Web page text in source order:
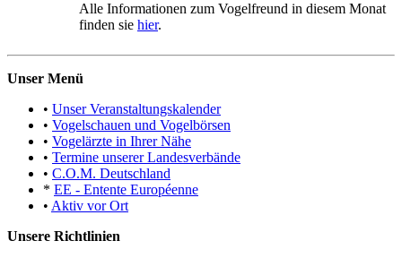
Alle Informationen zum Vogelfreund in diesem Monat
finden sie hier.
Unser Menü
• Unser Veranstaltungskalender
• Vogelschauen und Vogelbörsen
• Vogelärzte in Ihrer Nähe
• Termine unserer Landesverbände
• C.O.M. Deutschland
* EE - Entente Européenne
• Aktiv vor Ort
Unsere Richtlinien